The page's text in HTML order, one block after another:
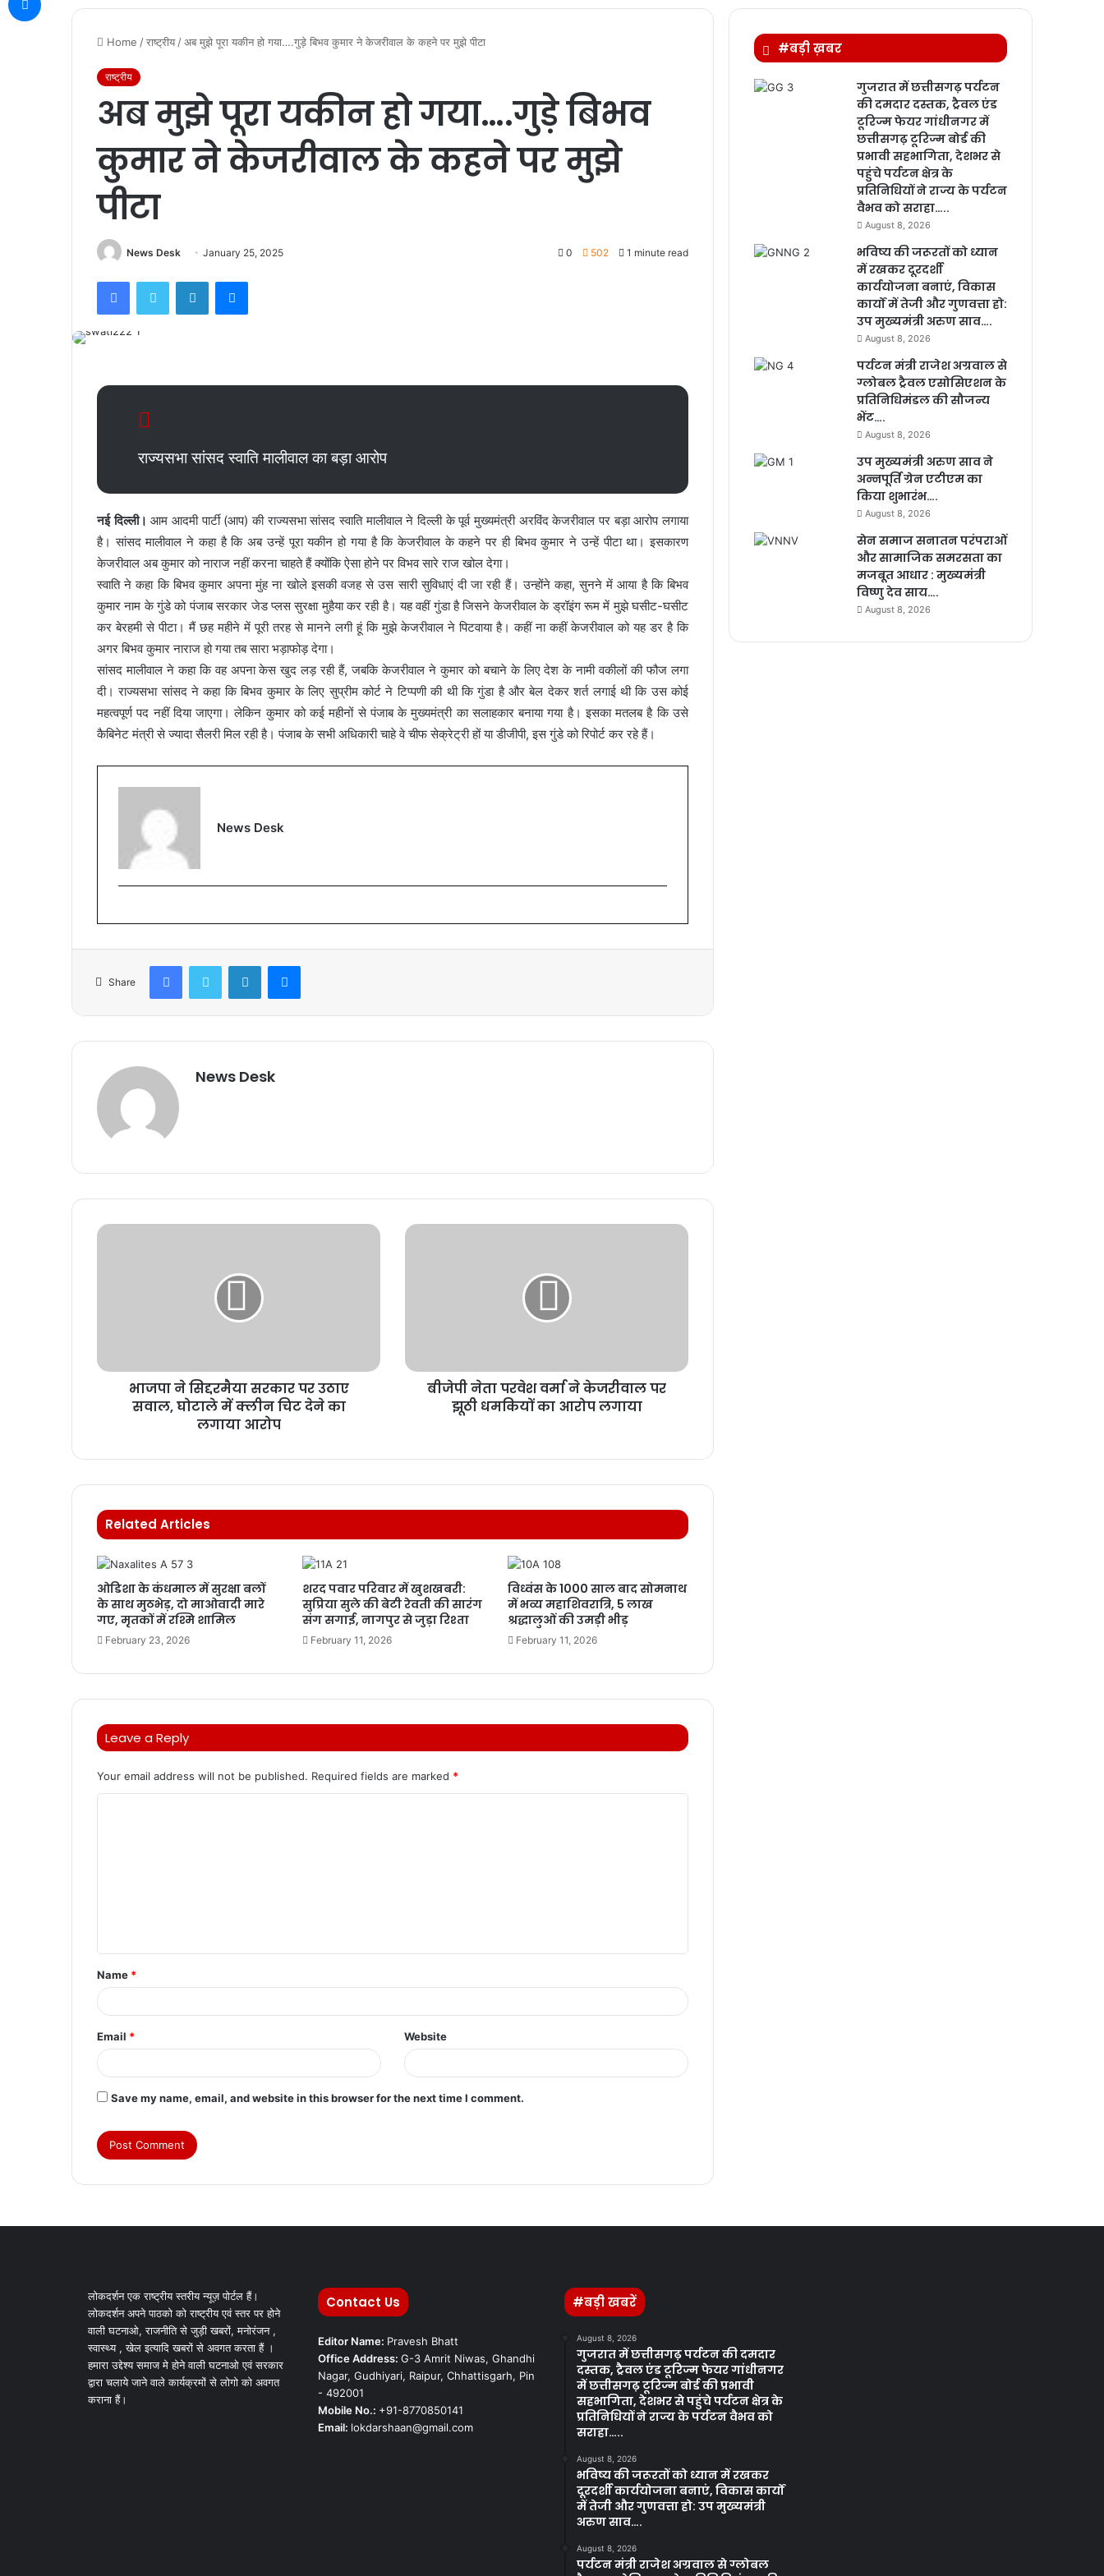
Home /राष्ट्रीय /अब मुझे पूरा यकीन हो गया….गुड़े बिभव कुमार ने केजरीवाल के कहने पर मुझे पीटा
राष्ट्रीय
अब मुझे पूरा यकीन हो गया….गुड़े बिभव
कुमार ने केजरीवाल के कहने पर मुझे
पीटा
News Desk January 25, 2025 0 502 1 minute read
राज्यसभा सांसद स्वाति मालीवाल का बड़ा आरोप
नई दिल्ली। आम आदमी पार्टी (आप) की राज्यसभा सांसद स्वाति मालीवाल ने दिल्ली के पूर्व मुख्यमंत्री अरविंद केजरीवाल पर बड़ा आरोप लगाया
है। सांसद मालीवाल ने कहा है कि अब उन्हें पूरा यकीन हो गया है कि केजरीवाल के कहने पर ही बिभव कुमार ने उन्हें पीटा था। इसकारण
केजरीवाल अब कुमार को नाराज नहीं करना चाहते हैं क्योंकि ऐसा होने पर विभव सारे राज खोल देगा।
स्वाति ने कहा कि बिभव कुमार अपना मुंह ना खोले इसकी वजह से उस सारी सुविधाएं दी जा रही हैं। उन्होंने कहा, सुनने में आया है कि बिभव
कुमार नाम के गुंडे को पंजाब सरकार जेड प्लस सुरक्षा मुहैया कर रही है। यह वहीं गुंडा है जिसने केजरीवाल के ड्रॉइंग रूम में मुझे घसीट-घसीट
कर बेरहमी से पीटा। मैं छह महीने में पूरी तरह से मानने लगी हूं कि मुझे केजरीवाल ने पिटवाया है। कहीं ना कहीं केजरीवाल को यह डर है कि
अगर बिभव कुमार नाराज हो गया तब सारा भड़ाफोड़ देगा।
सांसद मालीवाल ने कहा कि वह अपना केस खुद लड़ रही हैं, जबकि केजरीवाल ने कुमार को बचाने के लिए देश के नामी वकीलों की फौज लगा
दी। राज्यसभा सांसद ने कहा कि बिभव कुमार के लिए सुप्रीम कोर्ट ने टिप्पणी की थी कि गुंडा है और बेल देकर शर्त लगाई थी कि उस कोई
महत्वपूर्ण पद नहीं दिया जाएगा। लेकिन कुमार को कई महीनों से पंजाब के मुख्यमंत्री का सलाहकार बनाया गया है। इसका मतलब है कि उसे
कैबिनेट मंत्री से ज्यादा सैलरी मिल रही है। पंजाब के सभी अधिकारी चाहे वे चीफ सेक्रेट्री हों या डीजीपी, इस गुंडे को रिपोर्ट कर रहे हैं।
News Desk
Share
News Desk
भाजपा ने सिद्दरमैया सरकार पर उठाए
सवाल, घोटाले में क्लीन चिट देने का
लगाया आरोप
बीजेपी नेता परवेश वर्मा ने केजरीवाल पर
झूठी धमकियों का आरोप लगाया
Related Articles
ओडिशा के कंधमाल में सुरक्षा बलों
के साथ मुठभेड़, दो माओवादी मारे
गए, मृतकों में रश्मि शामिल
February 23, 2026
शरद पवार परिवार में खुशखबरी:
सुप्रिया सुले की बेटी रेवती की सारंग
संग सगाई, नागपुर से जुड़ा रिश्ता
February 11, 2026
विध्वंस के 1000 साल बाद सोमनाथ
में भव्य महाशिवरात्रि, 5 लाख
श्रद्धालुओं की उमड़ी भीड़
February 11, 2026
Leave a Reply
Your email address will not be published. Required fields are marked *
t
*
Name *
Email * Website
Save my name, email, and website in this browser for the next time I comment.
#बड़ी ख़बर
गुजरात में छत्तीसगढ़ पर्यटन
की दमदार दस्तक, ट्रैवल एंड
टूरिज्म फेयर गांधीनगर में
छत्तीसगढ़ टूरिज्म बोर्ड की
प्रभावी सहभागिता, देशभर से
पहुंचे पर्यटन क्षेत्र के
प्रतिनिधियों ने राज्य के पर्यटन
वैभव को सराहा…..
August 8, 2026
भविष्य की जरूरतों को ध्यान
में रखकर दूरदर्शी
कार्ययोजना बनाएं, विकास
कार्यों में तेजी और गुणवत्ता हो:
उप मुख्यमंत्री अरुण साव….
August 8, 2026
पर्यटन मंत्री राजेश अग्रवाल से
ग्लोबल ट्रैवल एसोसिएशन के
प्रतिनिधिमंडल की सौजन्य
भेंट….
August 8, 2026
उप मुख्यमंत्री अरुण साव ने
अन्नपूर्ति ग्रेन एटीएम का
किया शुभारंभ….
August 8, 2026
सेन समाज सनातन परंपराओं
और सामाजिक समरसता का
मजबूत आधार : मुख्यमंत्री
विष्णु देव साय….
August 8, 2026
लोकदर्शन एक राष्ट्रीय स्तरीय न्यूज़ पोर्टल हैं।
लोकदर्शन अपने पाठको को राष्ट्रीय एवं स्तर पर होने
वाली घटनाओ, राजनीति से जुड़ी खबरों, मनोरंजन ,
स्वास्थ्य , खेल इत्यादि खबरों से अवगत करता हैं ।
हमारा उद्देश्य समाज मे होने वाली घटनाओ एवं सरकार
द्वारा चलाये जाने वाले कार्यक्रमों से लोगो को अवगत
कराना हैं।
Contact Us
Editor Name: Pravesh Bhatt
Office Address: G-3 Amrit Niwas, Ghandhi
Nagar, Gudhiyari, Raipur, Chhattisgarh, Pin
- 492001
Mobile No.: +91-8770850141
Email: lokdarshaan@gmail.com
#बड़ी खबरें
August 8, 2026
गुजरात में छत्तीसगढ़ पर्यटन की दमदार
दस्तक, ट्रैवल एंड टूरिज्म फेयर गांधीनगर
में छत्तीसगढ़ टूरिज्म बोर्ड की प्रभावी
सहभागिता, देशभर से पहुंचे पर्यटन क्षेत्र के
प्रतिनिधियों ने राज्य के पर्यटन वैभव को
सराहा…..
August 8, 2026
भविष्य की जरूरतों को ध्यान में रखकर
दूरदर्शी कार्ययोजना बनाएं, विकास कार्यों
में तेजी और गुणवत्ता हो: उप मुख्यमंत्री
अरुण साव….
August 8, 2026
पर्यटन मंत्री राजेश अग्रवाल से ग्लोबल